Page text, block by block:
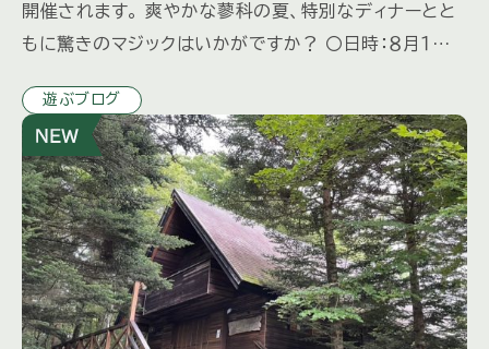
開催されます。 爽やかな蓼科の夏、特別なディナーとと
もに驚きのマジックはいかがですか？ 〇日時：８月１日
部 […]
遊ぶブログ